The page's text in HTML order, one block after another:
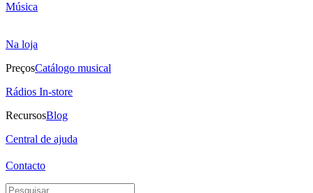
Música
Na loja
PreçosCatálogo musical
Rádios In-store
RecursosBlog
Central de ajuda
Contacto